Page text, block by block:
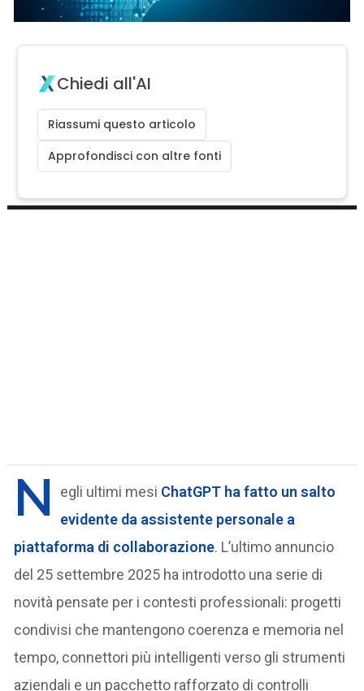
Chiedi all'AI
Riassumi questo articolo
Approfondisci con altre fonti
N egli ultimi mesi ChatGPT ha fatto un salto
evidente da assistente personale a
piattaforma di collaborazione. L’ultimo annuncio
del 25 settembre 2025 ha introdotto una serie di
novità pensate per i contesti professionali: progetti
condivisi che mantengono coerenza e memoria nel
tempo, connettori più intelligenti verso gli strumenti
aziendali e un pacchetto rafforzato di controlli